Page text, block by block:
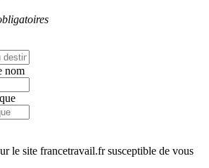
nom
le site francetravail.fr susceptible de vous